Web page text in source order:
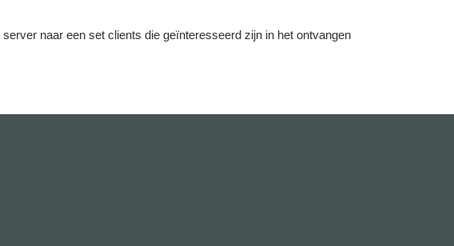
naar een set clients die geïnteresseerd zijn in het ontvangen